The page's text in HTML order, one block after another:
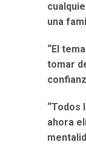
una
“El
tomar
“Todos
ahora